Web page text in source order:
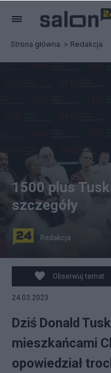
Strona główna Redakcja
Donald Tusk
śląskim. (amb) PAP/
1500 plus
szczegóły
Redakcja
Obserwuj temat
24.03.2023
Dziś Donald
mieszkańcami
opowiedział